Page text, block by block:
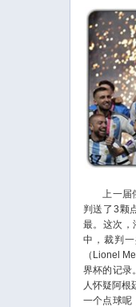
上一届俄
判送了3颗
最。这次，
中，裁判
（Lionel
界杯的记录
人怀疑阿
一个点球呢